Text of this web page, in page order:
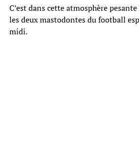
C’est dans cette atmosphère
les deux mastodontes du football
midi.